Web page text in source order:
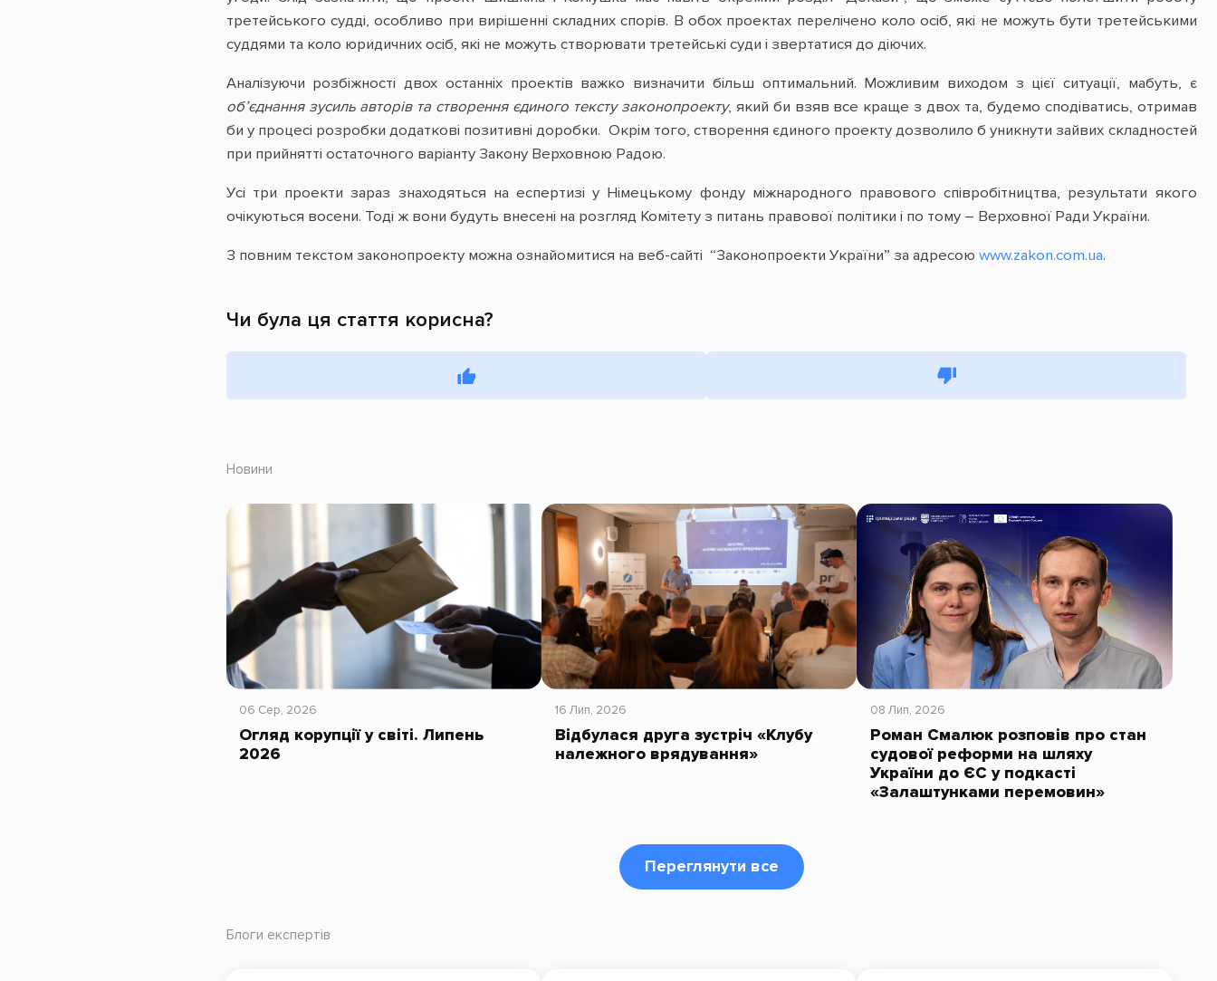
третейського судді, особливо при вирішенні складних спорів. В обох проектах перелічено коло осіб, які не можуть бути третейськими
суддями та коло юридичних осіб, які не можуть створювати третейські суди і звертатися до діючих.
Аналізуючи розбіжності двох останніх проектів важко визначити більш оптимальний. Можливим виходом з цієї ситуації, мабуть, є
об’єднання зусиль авторів та створення єдиного тексту законопроекту, який би взяв все краще з двох та, будемо сподіватись, отримав
би у процесі розробки додаткові позитивні доробки. Окрім того, створення єдиного проекту дозволило б уникнути зайвих складностей
при прийнятті остаточного варіанту Закону Верховною Радою.
Усі три проекти зараз знаходяться на еспертизі у Німецькому фонду міжнародного правового співробітництва, результати якого
очікуються восени. Тоді ж вони будуть внесені на розгляд Комітету з питань правової політики і по тому – Верховної Ради України.
З повним текстом законопроекту можна ознайомитися на веб-сайті “Законопроекти України” за адресою www.zakon.com.ua.
Чи була ця стаття корисна?
Новини
06 Сер, 2026
Огляд корупції у світі. Липень
2026
16 Лип, 2026
Відбулася друга зустріч «Клубу
належного врядування»
08 Лип, 2026
Роман Смалюк розповів про стан
судової реформи на шляху
України до ЄС у подкасті
«Залаштунками перемовин»
Переглянути все
Блоги експертів